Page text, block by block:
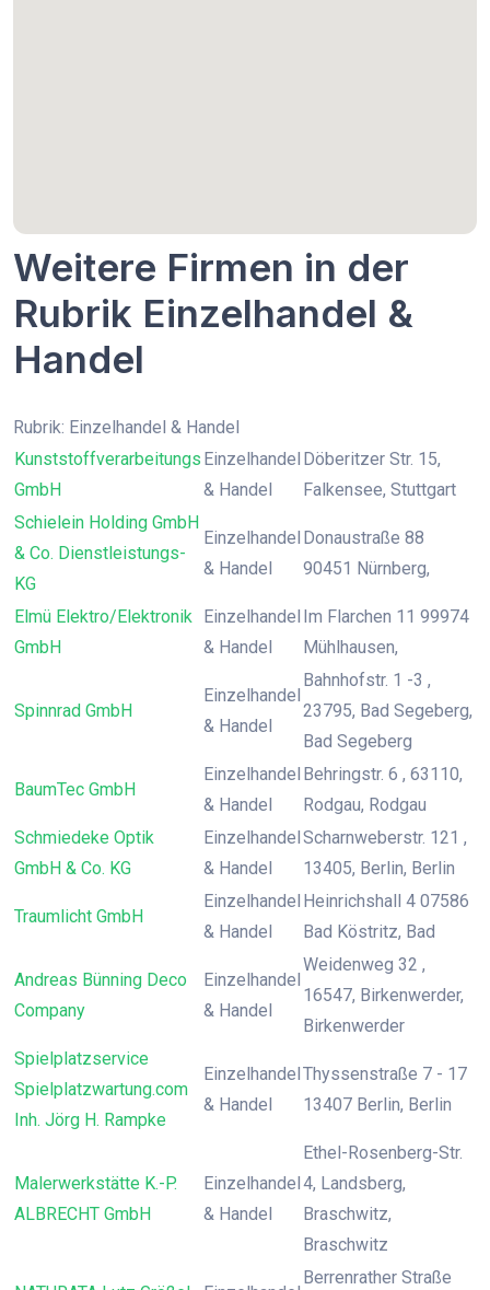
Weitere Firmen in der
Rubrik Einzelhandel &
Handel
Rubrik: Einzelhandel & Handel
Kunststoffverarbeitungs
GmbH
Einzelhandel
& Handel
Döberitzer Str. 15,
Falkensee, Stuttgart
Schielein Holding GmbH
& Co. Dienstleistungs-
KG
Einzelhandel
& Handel
Donaustraße 88
90451 Nürnberg,
Elmü Elektro/Elektronik
GmbH
Einzelhandel
& Handel
Im Flarchen 11 99974
Mühlhausen,
Spinnrad GmbH
Einzelhandel
& Handel
Bahnhofstr. 1 -3 ,
23795, Bad Segeberg,
Bad Segeberg
BaumTec GmbH
Einzelhandel
& Handel
Behringstr. 6 , 63110,
Rodgau, Rodgau
Schmiedeke Optik
GmbH & Co. KG
Einzelhandel
& Handel
Scharnweberstr. 121 ,
13405, Berlin, Berlin
Traumlicht GmbH
Einzelhandel
& Handel
Heinrichshall 4 07586
Bad Köstritz, Bad
Andreas Bünning Deco
Company
Einzelhandel
& Handel
Weidenweg 32 ,
16547, Birkenwerder,
Birkenwerder
Spielplatzservice
Spielplatzwartung.com
Inh. Jörg H. Rampke
Einzelhandel
& Handel
Thyssenstraße 7 - 17
13407 Berlin, Berlin
Malerwerkstätte K.-P.
ALBRECHT GmbH
Einzelhandel
& Handel
Ethel-Rosenberg-Str.
4, Landsberg,
Braschwitz,
Braschwitz
Berrenrather Straße